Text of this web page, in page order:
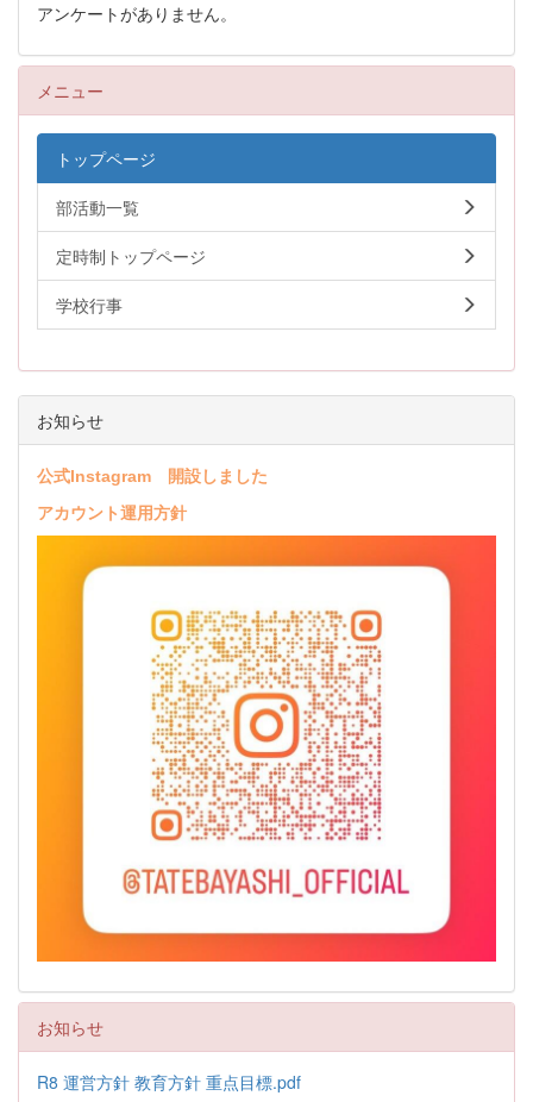
アンケートがありません。
メニュー
トップページ
部活動一覧
定時制トップページ
学校行事
お知らせ
公式Instagram 開設しました
アカウント運用方針
お知らせ
R8 運営方針 教育方針 重点目標.pdf